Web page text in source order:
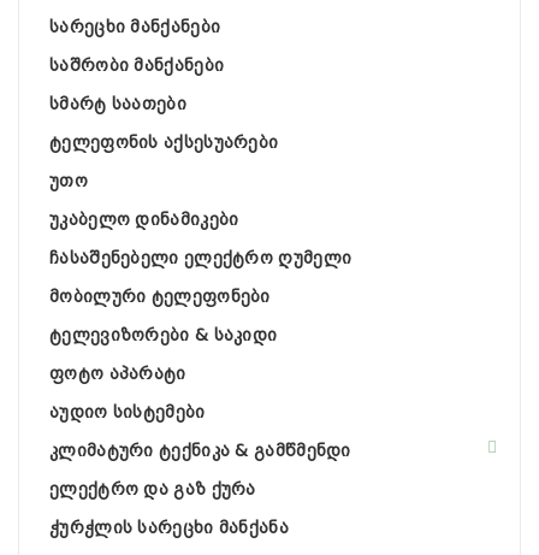
სარეცხი მანქანები
საშრობი მანქანები
სმარტ საათები
ტელეფონის აქსესუარები
უთო
უკაბელო დინამიკები
ჩასაშენებელი ელექტრო ღუმელი
მობილური ტელეფონები
ტელევიზორები & საკიდი
ფოტო აპარატი
აუდიო სისტემები
კლიმატური ტექნიკა & გამწმენდი
ელექტრო და გაზ ქურა
ჭურჭლის სარეცხი მანქანა